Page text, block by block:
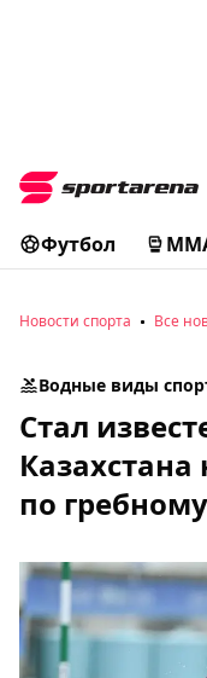
Футбол
Новости спорта Все
Водные виды
Стал
по